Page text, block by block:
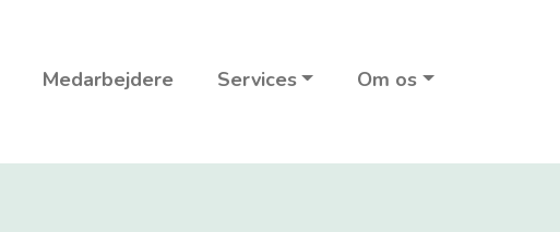
Medarbejdere Services Om os